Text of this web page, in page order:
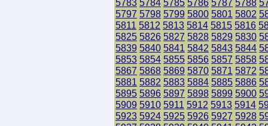
5783 5784 5785 5786 5787 5788
5797 5798 5799 5800 5801 5802
5811 5812 5813 5814 5815 5816
5825 5826 5827 5828 5829 5830
5839 5840 5841 5842 5843 5844
5853 5854 5855 5856 5857 5858
5867 5868 5869 5870 5871 5872
5881 5882 5883 5884 5885 5886
5895 5896 5897 5898 5899 5900
5909 5910 5911 5912 5913 5914
5923 5924 5925 5926 5927 5928